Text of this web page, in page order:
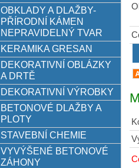
OBKLADY A DLAŽBY-
PŘÍRODNÍ KÁMEN
NEPRAVIDELNÝ TVAR
KERAMIKA GRESAN
DEKORATIVNÍ OBLÁZKY
A DRTĚ
DEKORATIVNÍ VÝROBKY
BETONOVÉ DLAŽBY A
PLOTY
STAVEBNÍ CHEMIE
VYVÝŠENÉ BETONOVÉ
ZÁHONY